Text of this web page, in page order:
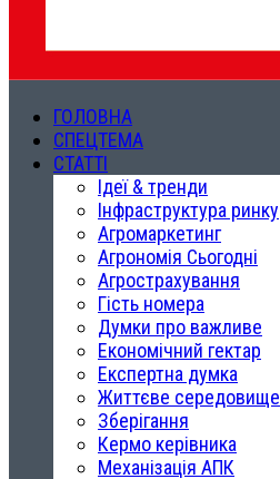
ГОЛОВНА
СПЕЦТЕМА
СТАТТІ
Ідеї & тренди
Інфраструктура ринку
Агромаркетинг
Агрономія Сьогодні
Агрострахування
Гість номера
Думки про важливе
Економічний гектар
Експертна думка
Життєве середовище
Зберігання
Кермо керівника
Механізація АПК